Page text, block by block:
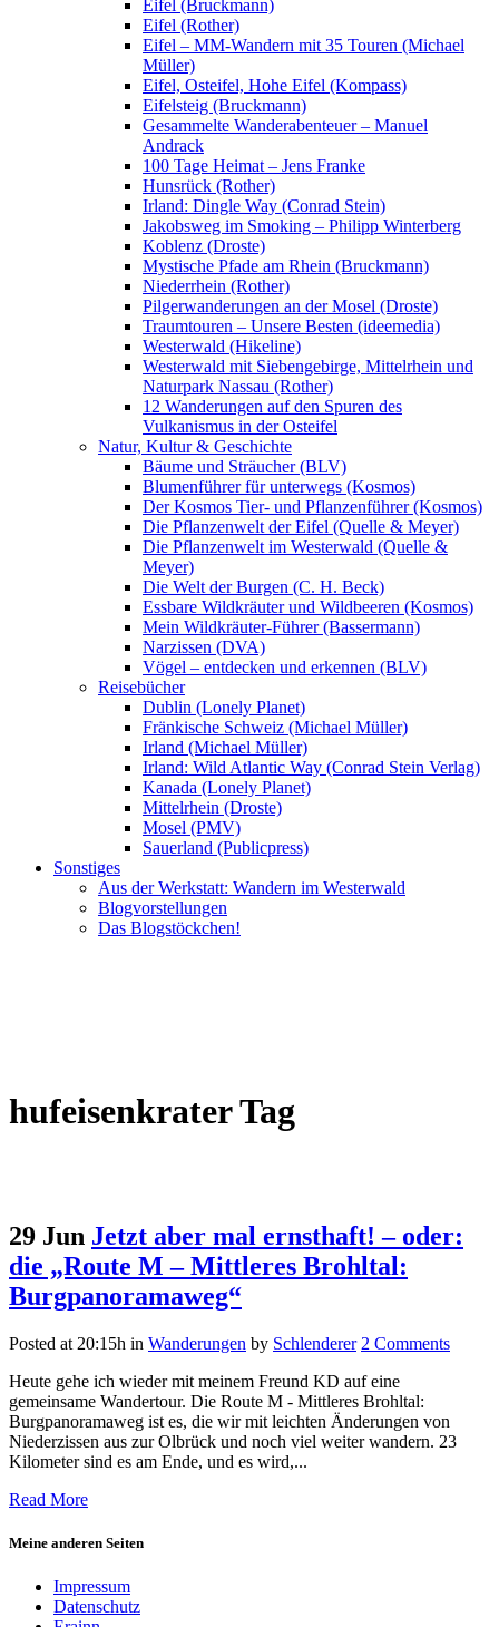
Eifel (Bruckmann)
Eifel (Rother)
Eifel – MM-Wandern mit 35 Touren (Michael
Müller)
Eifel, Osteifel, Hohe Eifel (Kompass)
Eifelsteig (Bruckmann)
Gesammelte Wanderabenteuer – Manuel
Andrack
100 Tage Heimat – Jens Franke
Hunsrück (Rother)
Irland: Dingle Way (Conrad Stein)
Jakobsweg im Smoking – Philipp Winterberg
Koblenz (Droste)
Mystische Pfade am Rhein (Bruckmann)
Niederrhein (Rother)
Pilgerwanderungen an der Mosel (Droste)
Traumtouren – Unsere Besten (ideemedia)
Westerwald (Hikeline)
Westerwald mit Siebengebirge, Mittelrhein und
Naturpark Nassau (Rother)
12 Wanderungen auf den Spuren des
Vulkanismus in der Osteifel
Natur, Kultur & Geschichte
Bäume und Sträucher (BLV)
Blumenführer für unterwegs (Kosmos)
Der Kosmos Tier- und Pflanzenführer (Kosmos)
Die Pflanzenwelt der Eifel (Quelle & Meyer)
Die Pflanzenwelt im Westerwald (Quelle &
Meyer)
Die Welt der Burgen (C. H. Beck)
Essbare Wildkräuter und Wildbeeren (Kosmos)
Mein Wildkräuter-Führer (Bassermann)
Narzissen (DVA)
Vögel – entdecken und erkennen (BLV)
Reisebücher
Dublin (Lonely Planet)
Fränkische Schweiz (Michael Müller)
Irland (Michael Müller)
Irland: Wild Atlantic Way (Conrad Stein Verlag)
Kanada (Lonely Planet)
Mittelrhein (Droste)
Mosel (PMV)
Sauerland (Publicpress)
Sonstiges
Aus der Werkstatt: Wandern im Westerwald
Blogvorstellungen
Das Blogstöckchen!
hufeisenkrater Tag
29 Jun Jetzt aber mal ernsthaft! – oder:
die „Route M – Mittleres Brohltal:
Burgpanoramaweg“
Posted at 20:15h in Wanderungen by Schlenderer 2 Comments
Heute gehe ich wieder mit meinem Freund KD auf eine
gemeinsame Wandertour. Die Route M - Mittleres Brohltal:
Burgpanoramaweg ist es, die wir mit leichten Änderungen von
Niederzissen aus zur Olbrück und noch viel weiter wandern. 23
Kilometer sind es am Ende, und es wird,...
Read More
Meine anderen Seiten
Impressum
Datenschutz